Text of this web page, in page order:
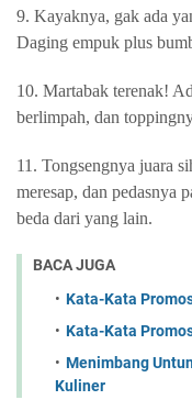
9. Kayaknya, gak ada
Daging empuk plus
10. Martabak terenak!
berlimpah, dan
11. Tongsengnya juara
meresap, dan pedasnya
beda dari yang lain.
BACA JUGA
Kata-Kata
Kata-Kata
Menimbang
Kuliner